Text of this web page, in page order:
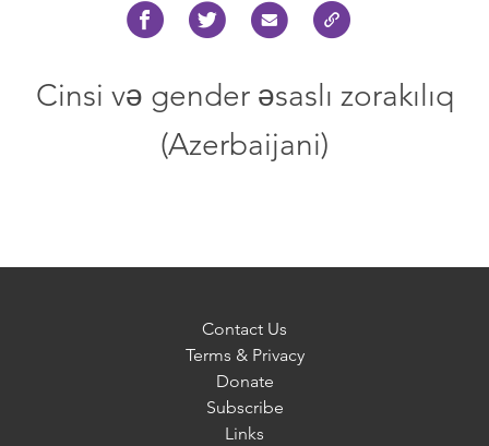
Cinsi və gender əsaslı zorakılıq
(Azerbaijani)
Contact Us
Terms & Privacy
Donate
Subscribe
Links